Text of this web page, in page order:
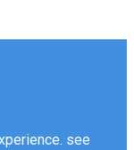
see